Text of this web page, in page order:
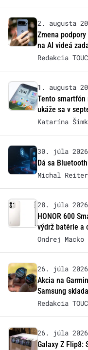
2. augusta
Zmena
na AI videá
Redakcia
1. augusta
Tento smartfón
ukáže sa v
Katarína
30. júla 2026
Dá sa
Michal Reiter
28. júla 2026
HONOR 600
výdrž batérie a
Ondrej Macko
26. júla 2026
Akcia na
Samsung
Redakcia
26. júla 2026
Galaxy Z Flip8: